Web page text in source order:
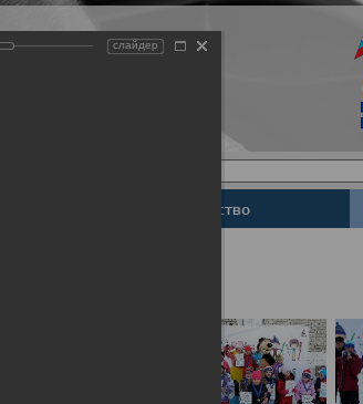
Законодательство
слайдер